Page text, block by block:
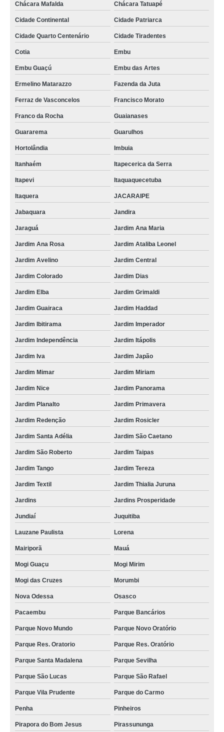
orçamento de prensa de queijo São Nicolau
prensa para queijo inox Jardim Avelino
prensa de queijo Vila Curuçá
orçamento de prensa queijo inox VILA PAULO SILAS
orçamento de prensa para queijo redondo Montes Claros
prensa para queijo coalho Balneário Camboriú
prensa de fazer queijo cotar Santa Luzia
prensa para queijo inox Vila Esperança
orçamento de prensa queijo Vila Matilde
fabricante de prensa para fazer queijo Mogi Mirim
prensa para queijo inox orçamento Jardim Avelino
prensa para queijo inox orçamento Jacarepaguá
prensa para queijo Vila Ana Clara
prensa de fazer queijo Vila Ana Clara
fabricante de prensa para queijo coalho VL SANTA VLARA
prensa de fazer queijo cotar VILA NOVA
prensa queijo inox cotar VL MATILDE
fabricante de prensa de queijo Toledo
prensa de queijo cotar Santana de Parnaíba
prensa de queijo cotar Jardim Grimaldi
fabricante de prensa de queijo industrial Vila Rosa
orçamento de prensa para queijo inox VL MATILDE
fabricante de prensa queijo Campo Mourão
fabricante de prensa para queijo quadrada Vila dos Remédios
prensa de queijo industrial orçamento Ribeirão Pires
fabricante de prensa de fazer queijo Itajaí
prensa queijo inox orçamento Toledo
prensa queijo cotar Vila Iguaçu
prensa para queijo redondo orçamento VL MATILDE
orçamento de prensa para queijo coalho Vila União
prensa para queijo orçamento Francisco Morato
fabricante de prensa de queijo industrial Francisco Beltrão
fabricante de prensa queijo inox Esteio
prensa para queijo coalho cotar Vila Mercedes
Chácara Mafalda Chácara Tatuapé
Cidade Continental Cidade Patriarca
Cidade Quarto Centenário Cidade Tiradentes
Cotia Embu
Embu Guaçú Embu das Artes
Ermelino Matarazzo Fazenda da Juta
Ferraz de Vasconcelos Francisco Morato
Franco da Rocha Guaianases
Guararema Guarulhos
Hortolândia Imbuia
Itanhaém Itapecerica da Serra
Itapevi Itaquaquecetuba
Itaquera JACARAIPE
Jabaquara Jandira
Jaraguá Jardim Ana Maria
Jardim Ana Rosa Jardim Ataliba Leonel
Jardim Avelino Jardim Central
Jardim Colorado Jardim Dias
Jardim Elba Jardim Grimaldi
Jardim Guairaca Jardim Haddad
Jardim Ibitirama Jardim Imperador
Jardim Independência Jardim Itápolis
Jardim Iva Jardim Japão
Jardim Mimar Jardim Miriam
Jardim Nice Jardim Panorama
Jardim Planalto Jardim Primavera
Jardim Redenção Jardim Rosicler
Jardim Santa Adélia Jardim São Caetano
Jardim São Roberto Jardim Taipas
Jardim Tango Jardim Tereza
Jardim Textil Jardim Thialia Juruna
Jardins Jardins Prosperidade
Jundiaí Juquitiba
Lauzane Paulista Lorena
Mairiporã Mauá
Mogi Guaçu Mogi Mirim
Mogi das Cruzes Morumbi
Nova Odessa Osasco
Pacaembu Parque Bancários
Parque Novo Mundo Parque Novo Oratório
Parque Res. Oratorio Parque Res. Oratório
Parque Santa Madalena Parque Sevilha
Parque São Lucas Parque São Rafael
Parque Vila Prudente Parque do Carmo
Penha Pinheiros
Pirapora do Bom Jesus Pirassununga